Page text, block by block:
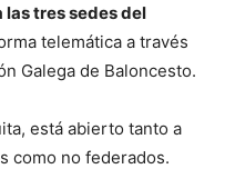
tres sedes del
telemática a través
Galega de Baloncesto.
está abierto tanto a
como no federados.